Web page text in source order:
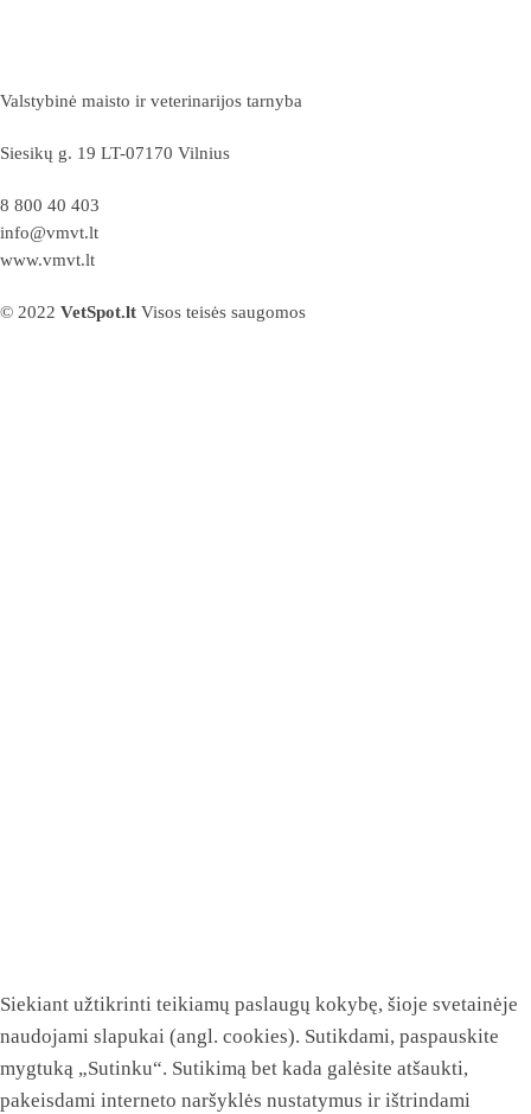
Valstybinė maisto ir veterinarijos tarnyba
Siesikų g. 19 LT-07170 Vilnius
8 800 40 403
info@vmvt.lt
www.vmvt.lt
© 2022 VetSpot.lt Visos teisės saugomos
Siekiant užtikrinti teikiamų paslaugų kokybę, šioje svetainėje
naudojami slapukai (angl. cookies). Sutikdami, paspauskite
mygtuką „Sutinku“. Sutikimą bet kada galėsite atšaukti,
pakeisdami interneto naršyklės nustatymus ir ištrindami